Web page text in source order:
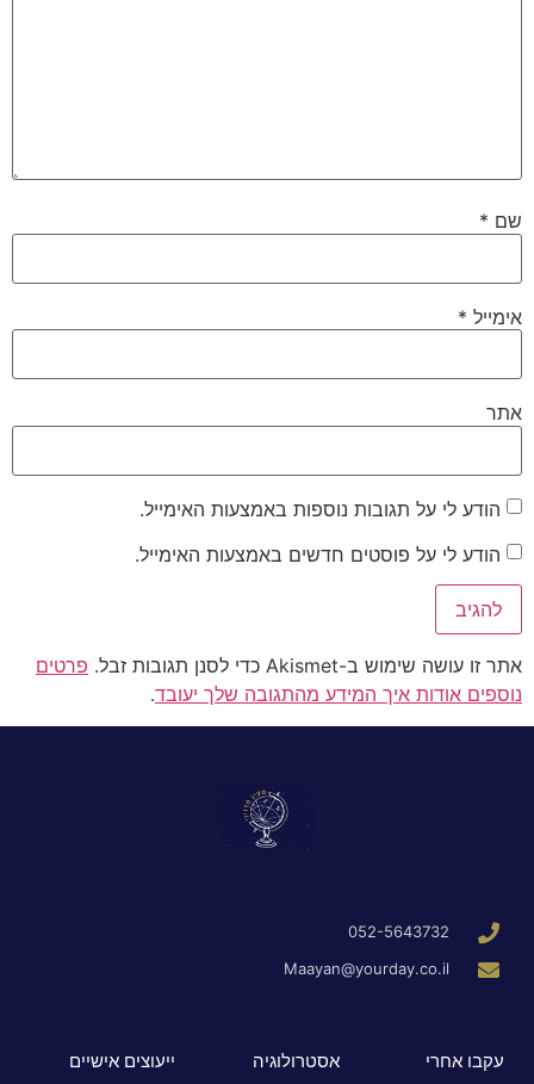
שם *
אימייל *
אתר
הודע לי על תגובות נוספות באמצעות האימייל.
הודע לי על פוסטים חדשים באמצעות האימייל.
אתר זו עושה שימוש ב-Akismet כדי לסנן תגובות זבל.
פרטים
נוספים אודות איך המידע מהתגובה שלך יעובד.
052-5643732
Maayan@yourday.co.il
עקבו אחרי אסטרולוגיה ייעוצים אישיים